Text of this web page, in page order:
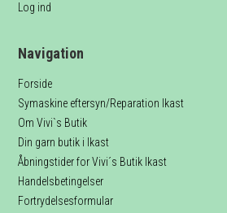
Log ind
Navigation
Forside
Symaskine eftersyn/Reparation Ikast
Om Vivi`s Butik
Din garn butik i Ikast
Åbningstider for Vivi´s Butik Ikast
Handelsbetingelser
Fortrydelsesformular